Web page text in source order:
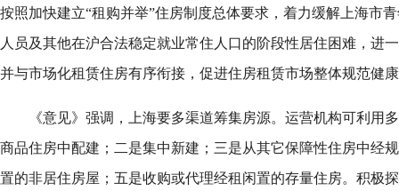
按照加快建立“租购并举”住房制度总体要求，着力缓解上海市
人员及其他在沪合法稳定就业常住人口的阶段性居住困难，进
并与市场化租赁住房有序衔接，促进住房租赁市场整体规范健
《意见》强调，上海要多渠道筹集房源。运营机构可利用
商品住房中配建；二是集中新建；三是从其它保障性住房中经
置的非居住房屋；五是收购或代理经租闲置的存量住房。积极